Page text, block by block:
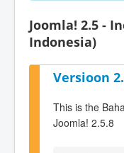
Joomla! 2.5 -
Indonesia)
Versioon
This is the
Joomla! 2.5.8